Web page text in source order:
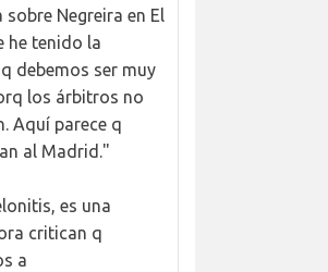
sobre Negreira en El
he tenido la
debemos ser muy
los árbitros no
Aquí parece q
al Madrid."
es una
critican q
a